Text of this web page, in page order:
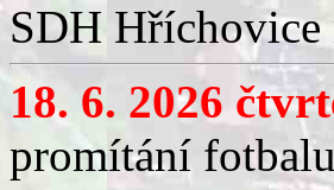
SDH Hříchovice
18. 6. 2026
promítání